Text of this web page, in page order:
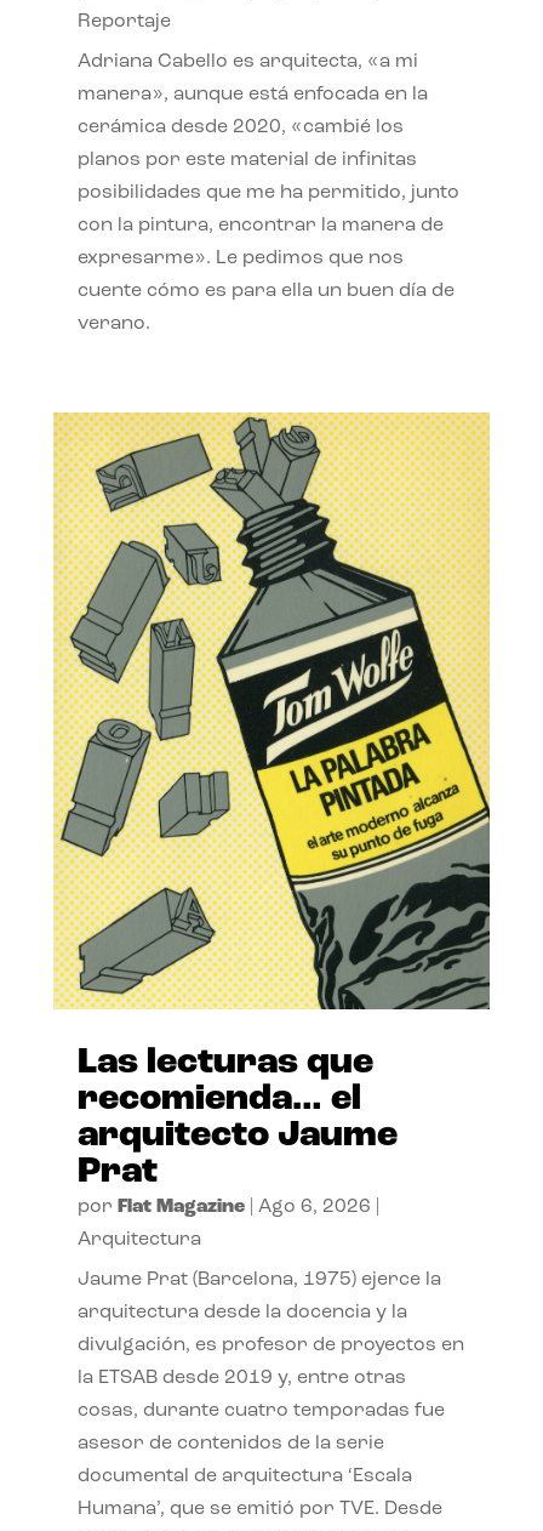
Reportaje
Adriana Cabello es arquitecta, «a mi
manera», aunque está enfocada en la
cerámica desde 2020, «cambié los
planos por este material de infinitas
posibilidades que me ha permitido, junto
con la pintura, encontrar la manera de
expresarme». Le pedimos que nos
cuente cómo es para ella un buen día de
verano.
Las lecturas que
recomienda… el
arquitecto Jaume
Prat
por Flat Magazine| Ago 6, 2026
Arquitectura
Jaume Prat (Barcelona, 1975) ejerce la
arquitectura desde la docencia y la
divulgación, es profesor de proyectos en
la ETSAB desde 2019 y, entre otras
cosas, durante cuatro temporadas fue
asesor de contenidos de la serie
documental de arquitectura ‘Escala
Humana’, que se emitió por TVE. Desde